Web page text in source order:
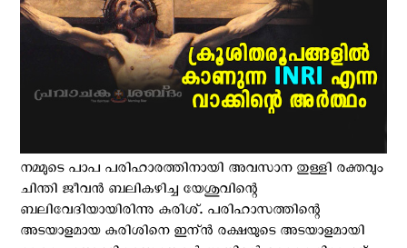
നമ്മുടെ പാപ പരിഹാരത്തിനായി അവസാന തുള്ളി രക്തവും
ചിന്തി ജീവന്‍ ബലികഴിച്ച യേശുവിന്റെ
ബലിവേദിയായിരിന്നു കുരിശ്. പരിഹാസത്തിന്റെ
അടയാളമായ കുരിശിനെ ഇന്ന്‍ രക്ഷയുടെ അടയാളമായി